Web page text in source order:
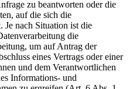
zu beantworten oder die
auf die sich die
Je nach Situation ist die
die
um auf Antrag der
eines Vertrags oder einer
und dem Verantwortlichen
Informations- und